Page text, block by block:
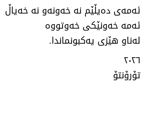
ئەمەی دەیڵێم نە خەونەو نە خەیاڵ
ئەمە خەونێکی خەوتووە
لەناو هێزی یەکبونماندا.
٢٠٢٦
تۆرۆنتۆ